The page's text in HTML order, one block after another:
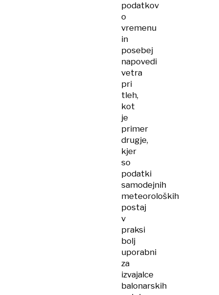
podatkov
o
vremenu
in
posebej
napovedi
vetra
pri
tleh,
kot
je
primer
drugje,
kjer
so
podatki
samodejnih
meteoroloških
postaj
v
praksi
bolj
uporabni
za
izvajalce
balonarskih